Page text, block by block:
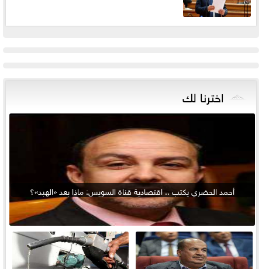
اخترنا لك
أحمد الحضري يكتب .. اقتصادية قناة السويس: ماذا بعد «الهبد»؟